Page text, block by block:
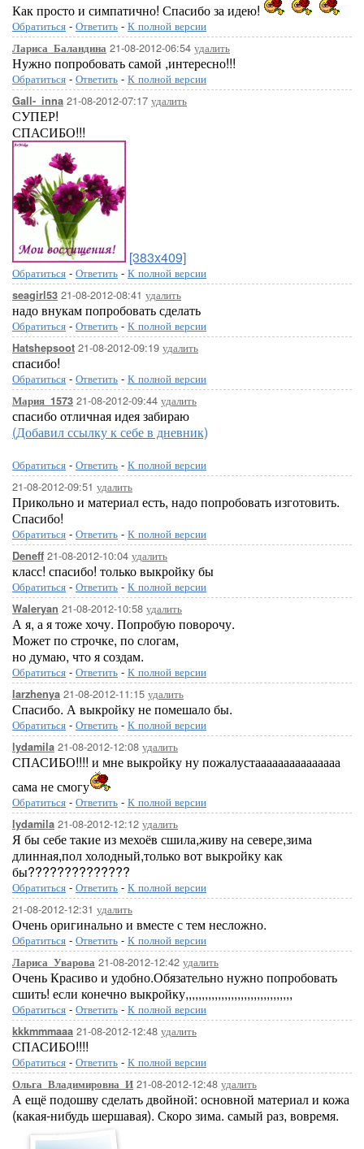
Как просто и симпатично! Спасибо за идею!
Обратиться - Ответить - К полной версии
Лариса_Баландина 21-08-2012-06:54 удалить
Нужно попробовать самой ,интересно!!!
Обратиться - Ответить - К полной версии
Gall-_inna 21-08-2012-07:17 удалить
СУПЕР!
СПАСИБО!!!
[383x409]
Обратиться - Ответить - К полной версии
seagirl53 21-08-2012-08:41 удалить
надо внукам попробовать сделать
Обратиться - Ответить - К полной версии
Hatshepsoot 21-08-2012-09:19 удалить
спасибо!
Обратиться - Ответить - К полной версии
Мария_1573 21-08-2012-09:44 удалить
спасибо отличная идея забираю
(Добавил ссылку к себе в дневник)
Обратиться - Ответить - К полной версии
21-08-2012-09:51 удалить
Прикольно и материал есть, надо попробовать изготовить.
Спасибо!
Обратиться - Ответить - К полной версии
Deneff 21-08-2012-10:04 удалить
класс! спасибо! только выкройку бы
Обратиться - Ответить - К полной версии
Waleryan 21-08-2012-10:58 удалить
А я, а я тоже хочу. Попробую поворочу.
Может по строчке, по слогам,
но думаю, что я создам.
Обратиться - Ответить - К полной версии
larzhenya 21-08-2012-11:15 удалить
Спасибо. А выкройку не помешало бы.
Обратиться - Ответить - К полной версии
lydamila 21-08-2012-12:08 удалить
СПАСИБО!!!! и мне выкройку ну пожалустааааааааааааааа
сама не смогу
Обратиться - Ответить - К полной версии
lydamila 21-08-2012-12:12 удалить
Я бы себе такие из мехоёв сшила,живу на севере,зима
длинная,пол холодный,только вот выкройку как
бы??????????????
Обратиться - Ответить - К полной версии
21-08-2012-12:31 удалить
Очень оригинально и вместе с тем несложно.
Обратиться - Ответить - К полной версии
Лариса_Уварова 21-08-2012-12:42 удалить
Очень Красиво и удобно.Обязательно нужно попробовать
сшить! если конечно выкройку,,,,,,,,,,,,,,,,,,,,,,,,,,,,,,,,,
Обратиться - Ответить - К полной версии
kkkmmmaaa 21-08-2012-12:48 удалить
СПАСИБО!!!!
Обратиться - Ответить - К полной версии
Ольга_Владимировна_И 21-08-2012-12:48 удалить
А ещё подошву сделать двойной: основной материал и кожа
(какая-нибудь шершавая). Скоро зима. самый раз, вовремя.